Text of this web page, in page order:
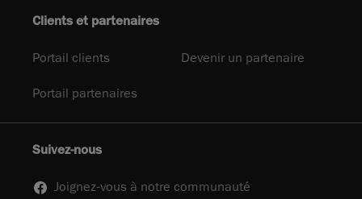
Clients et partenaires
Portail clients Devenir un partenaire
Portail partenaires
Suivez-nous
Joignez-vous à notre communauté